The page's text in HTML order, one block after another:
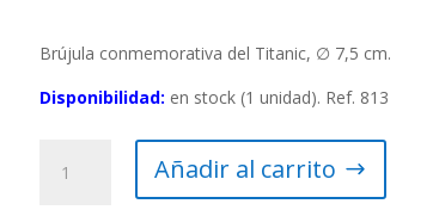
Brújula conmemorativa del Titanic, ∅ 7,5 cm.
Disponibilidad: en stock (1 unidad). Ref. 813
Titanic
Añadir al carrito